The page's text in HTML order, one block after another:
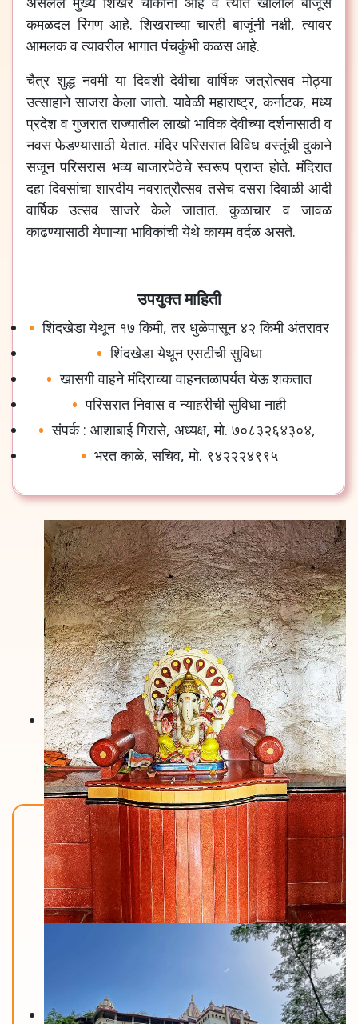
कमळदल रिंगण आहे.शिखराच्या चारही बाजूंनी नक्षी,त्यावर
आमलक व त्यावरील भागात पंचकुंभी कळस आहे.
चैत्र शुद्ध नवमी या दिवशी देवीचा वार्षिक जत्रोत्सव मोठ्या
उत्साहाने साजरा केला जातो.यावेळी महाराष्ट्र,कर्नाटक,मध्य
प्रदेश व गुजरात राज्यातील लाखो भाविक देवीच्या दर्शनासाठी व
नवस फेडण्यासाठी येतात.मंदिर परिसरात विविध वस्तूंची दुकाने
सजून परिसरास भव्य बाजारपेठेचे स्वरूप प्राप्त होते.मंदिरात
दहा दिवसांचा शारदीय नवरात्रौत्सव तसेच दसरा दिवाळी आदी
वार्षिक उत्सव साजरे केले जातात.कुळाचार व जावळ
काढण्यासाठी येणाऱ्या भाविकांची येथे कायम वर्दळ असते.
उपयुक्त माहिती
शिंदखेडा येथून १७ किमी,तर धुळेपासून ४२ किमी अंतरावर
शिंदखेडा येथून एसटीची सुविधा
खासगी वाहने मंदिराच्या वाहनतळापर्यंत येऊ शकतात
परिसरात निवास व न्याहरीची सुविधा नाही
संपर्क: आशाबाई गिरासे, अध्यक्ष,मो. ७०८३२६४३०४,
भरत काळे,सचिव,मो. ९४२२२४९९५